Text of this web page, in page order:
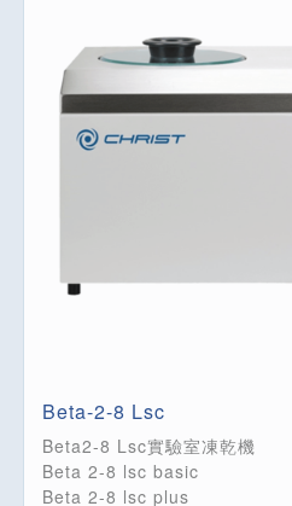
Beta-2-8 Lsc
Beta2-8 Lsc實驗室凍乾機
Beta 2-8 lsc basic
Beta 2-8 lsc plus